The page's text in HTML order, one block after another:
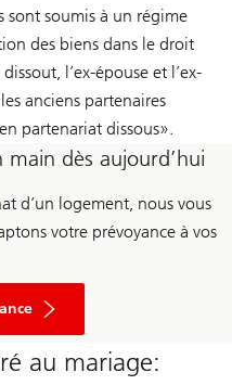
soumis à un régime
des biens dans le droit
l’ex-épouse et l’ex-
anciens partenaires
partenariat dissous».
dès aujourd’hui
d’un logement, nous vous
votre prévoyance à vos
au mariage: